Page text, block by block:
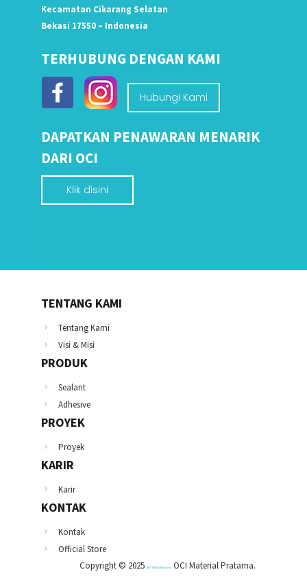
Kecamatan Cikarang Selatan
Bekasi 17550 – Indonesia
TERHUBUNG DENGAN KAMI
Hubungi Kami
DAPATKAN PENAWARAN MENARIK
DARI OCI
Klik disini
TENTANG KAMI
Tentang Kami
Visi & Misi
PRODUK
Sealant
Adhesive
PROYEK
Proyek
KARIR
Karir
KONTAK
Kontak
Official Store
Copyright © 2025ACP SEVEN Alcoseven OCI Material Pratama.